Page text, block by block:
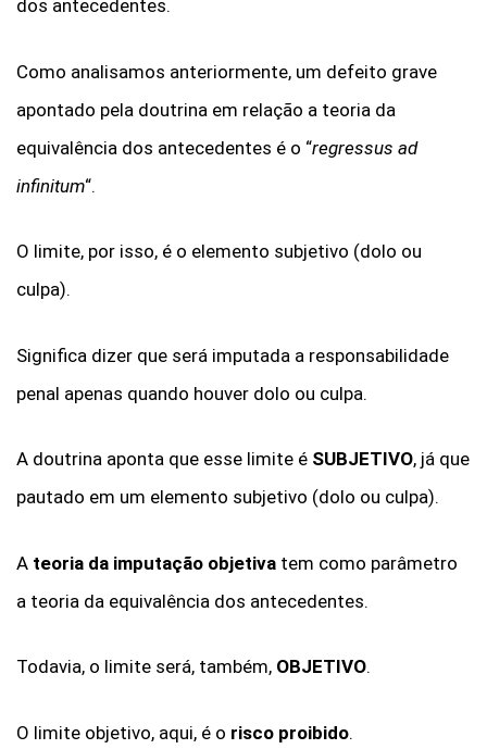
dos antecedentes.
Como analisamos anteriormente, um defeito grave
apontado pela doutrina em relação a teoria da
equivalência dos antecedentes é o “regressus ad
infinitum“.
O limite, por isso, é o elemento subjetivo (dolo ou
culpa).
Significa dizer que será imputada a responsabilidade
penal apenas quando houver dolo ou culpa.
A doutrina aponta que esse limite é SUBJETIVO, já que
pautado em um elemento subjetivo (dolo ou culpa).
A teoria da imputação objetiva tem como parâmetro
a teoria da equivalência dos antecedentes.
Todavia, o limite será, também, OBJETIVO.
O limite objetivo, aqui, é o risco proibido.